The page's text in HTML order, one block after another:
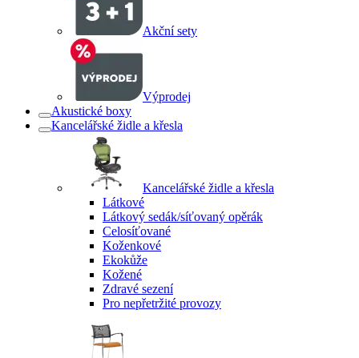
Akční sety
Výprodej
Akustické boxy
Kancelářské židle a křesla
Kancelářské židle a křesla
Látkové
Látkový sedák/síťovaný opěrák
Celosíťované
Koženkové
Ekokůže
Kožené
Zdravé sezení
Pro nepřetržité provozy